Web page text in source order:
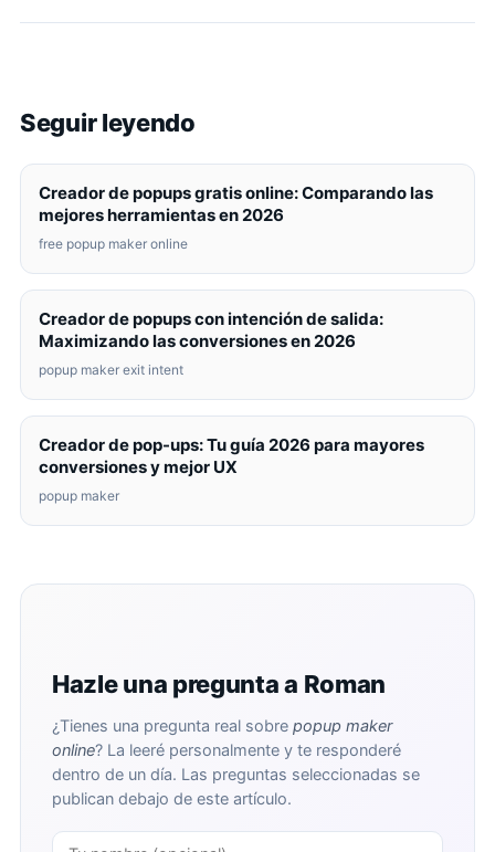
Seguir leyendo
Creador de popups gratis online: Comparando las
mejores herramientas en 2026
free popup maker online
Creador de popups con intención de salida:
Maximizando las conversiones en 2026
popup maker exit intent
Creador de pop-ups: Tu guía 2026 para mayores
conversiones y mejor UX
popup maker
Hazle una pregunta a Roman
¿Tienes una pregunta real sobre popup maker
online? La leeré personalmente y te responderé
dentro de un día. Las preguntas seleccionadas se
publican debajo de este artículo.